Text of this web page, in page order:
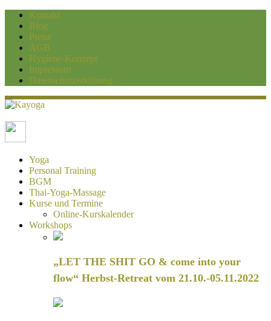
Kontakt
Blog
Preise
AGB
Hygiene-Konzept
Impressum
Datenschutzerklärung
Kayoga
Yoga und Personaltraining Duisburg
Yoga
Personal Training
BGM
Thai-Yoga-Massage
Kurse und Termine
Online-Kurskalender
Workshops
„LET THE SHIT GO & come into your
flow“ Herbst-Retreat vom 21.10.-05.11.2022